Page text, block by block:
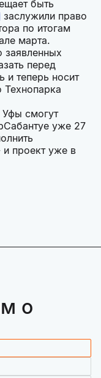
быть
заслужили право
по итогам
марта.
заявленных
перед
и теперь носит
Технопарка
смогут
уже 27
и проект уже в
о